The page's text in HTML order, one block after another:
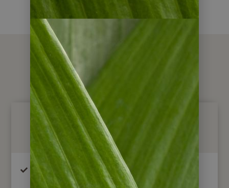
Preise / Leistungen
Im Preis enthalten
Transfers und Transporte in komfortablen